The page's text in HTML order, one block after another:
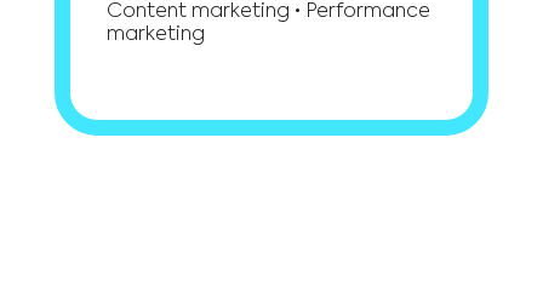
Content marketing • Performance
marketing